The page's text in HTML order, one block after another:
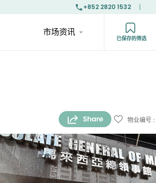
+852 2820 1532
市场资讯
已保存的筛选
物业编号 :